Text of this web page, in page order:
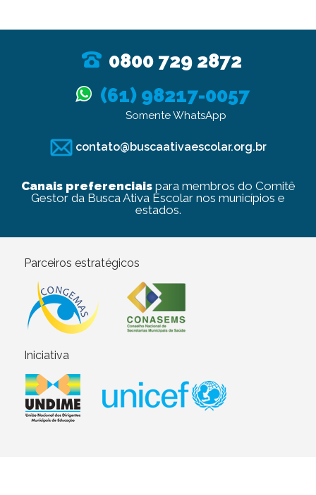
0800 729 2872
(61) 98217-0057
Somente WhatsApp
contato@buscaativaescolar.org.br
Canais preferenciaispara membros do Comitê
Gestor da Busca Ativa Escolar nos municípios e
estados.
Parceiros estratégicos
Iniciativa